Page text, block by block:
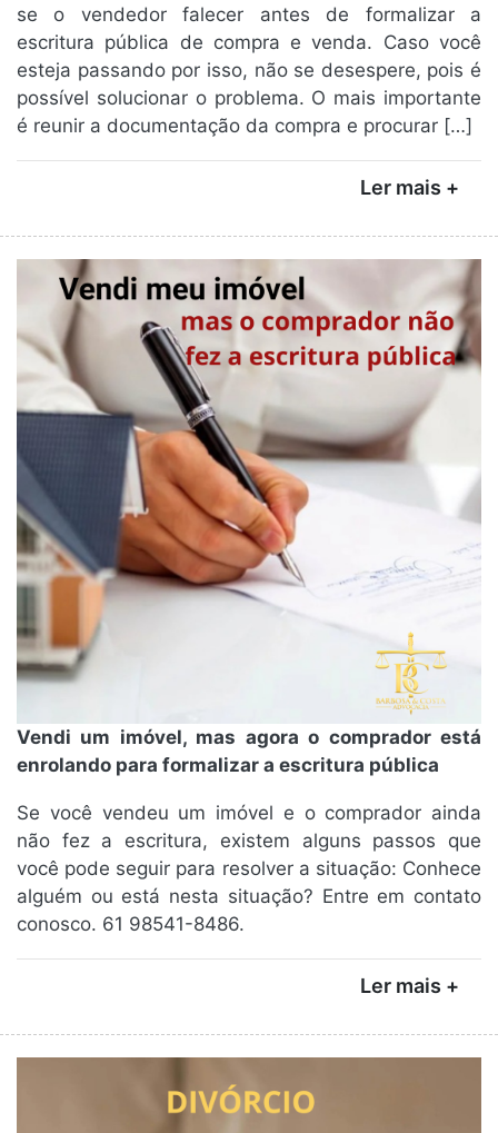
se o vendedor falecer antes de formalizar a
escritura pública de compra e venda. Caso você
esteja passando por isso, não se desespere, pois é
possível solucionar o problema. O mais importante
é reunir a documentação da compra e procurar […]
Ler mais +
Vendi um imóvel, mas agora o comprador está
enrolando para formalizar a escritura pública
Se você vendeu um imóvel e o comprador ainda
não fez a escritura, existem alguns passos que
você pode seguir para resolver a situação: Conhece
alguém ou está nesta situação? Entre em contato
conosco. 61 98541-8486.
Ler mais +